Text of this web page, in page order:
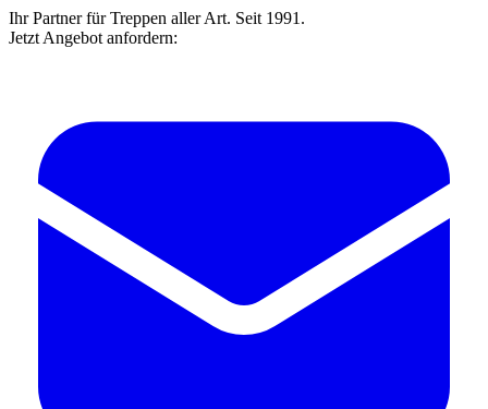
Ihr Partner für Treppen aller Art. Seit 1991.
Jetzt Angebot anfordern: